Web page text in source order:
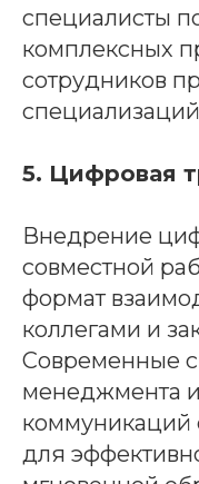
специалисты
комплексных
сотрудников
5. Цифровая
Внедрение
совместной
формат
коллегами и
Современные
менеджмента
коммуникаций
для